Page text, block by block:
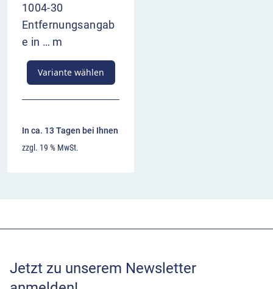
1004-30
Entfernungsangab
e in … m
Variante wählen
In ca. 13 Tagen bei Ihnen
zzgl. 19 % MwSt.
Jetzt zu unserem Newsletter